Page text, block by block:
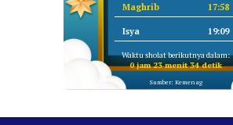
Maghrib 17:58
Isya 19:09
Waktu sholat berikutnya dalam:
0 jam 23 menit 34 detik
Sumber: Kemenag